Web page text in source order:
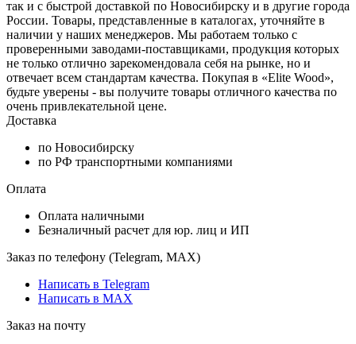
так и с быстрой доставкой по Новосибирску и в другие города
России. Товары, представленные в каталогах, уточняйте в
наличии у наших менеджеров. Мы работаем только с
проверенными заводами-поставщиками, продукция которых
не только отлично зарекомендовала себя на рынке, но и
отвечает всем стандартам качества. Покупая в «Elite Wood»,
будьте уверены - вы получите товары отличного качества по
очень привлекательной цене.
Доставка
по Новосибирску
по РФ транспортными компаниями
Оплата
Оплата наличными
Безналичный расчет для юр. лиц и ИП
Заказ по телефону (Telegram, MAX)
Написать в Telegram
Написать в MAX
Заказ на почту